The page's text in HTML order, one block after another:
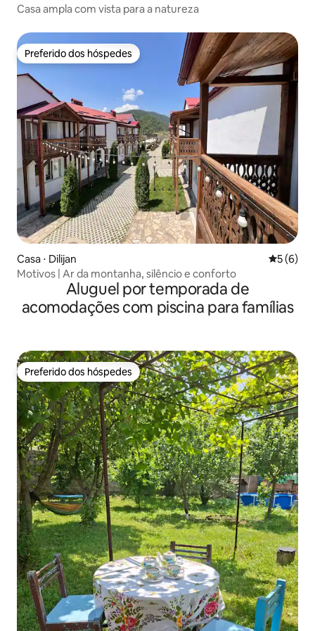
Casa ampla com vista para a natureza
Preferido dos hóspedes
Preferido dos hóspedes
Casa ⋅ Dilijan 5 de
5 (6)
Motivos | Ar da montanha, silêncio e conforto
Aluguel por temporada de
acomodações com piscina para famílias
Preferido dos hóspedes
Preferido dos hóspedes